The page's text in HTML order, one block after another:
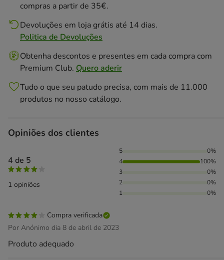
compras a partir de 35€.
Devoluções em loja grátis até 14 dias.
Politica de Devoluções
Obtenha descontos e presentes em cada compra com
Premium Club. Quero aderir
Tudo o que seu patudo precisa, com mais de 11.000
produtos no nosso catálogo.
Opiniões dos clientes
4 de 5
1 opiniões
100% das pessoas avaliaram com 4 estrelas,
5
0%
4
100%
3
0%
2
0%
1
0%
Compra verificada
Por Anónimo dia 8 de abril de 2023
Produto adequado